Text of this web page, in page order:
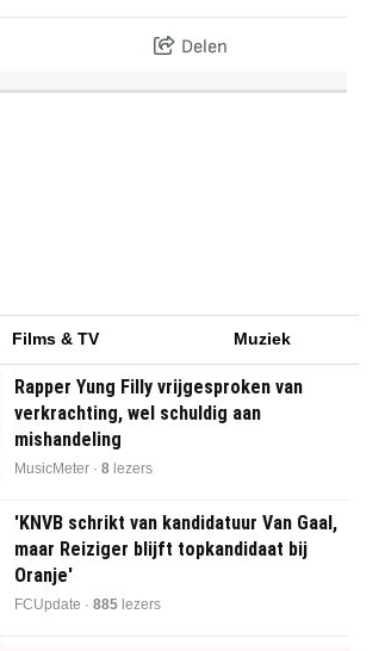
Delen
Films & TV Muziek
Rapper Yung Filly vrijgesproken van
verkrachting, wel schuldig aan
mishandeling
MusicMeter · 8 lezers
'KNVB schrikt van kandidatuur Van Gaal,
maar Reiziger blijft topkandidaat bij
Oranje'
FCUpdate · 885 lezers